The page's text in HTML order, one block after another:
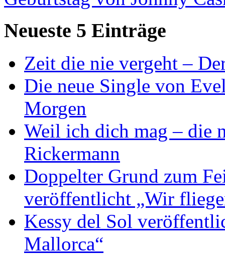
Neueste 5 Einträge
Zeit die nie vergeht –
Die neue Single von
Morgen
Weil ich dich mag – die
Rickermann
Doppelter Grund zum
veröffentlicht „Wir
Kessy del Sol
Mallorca“